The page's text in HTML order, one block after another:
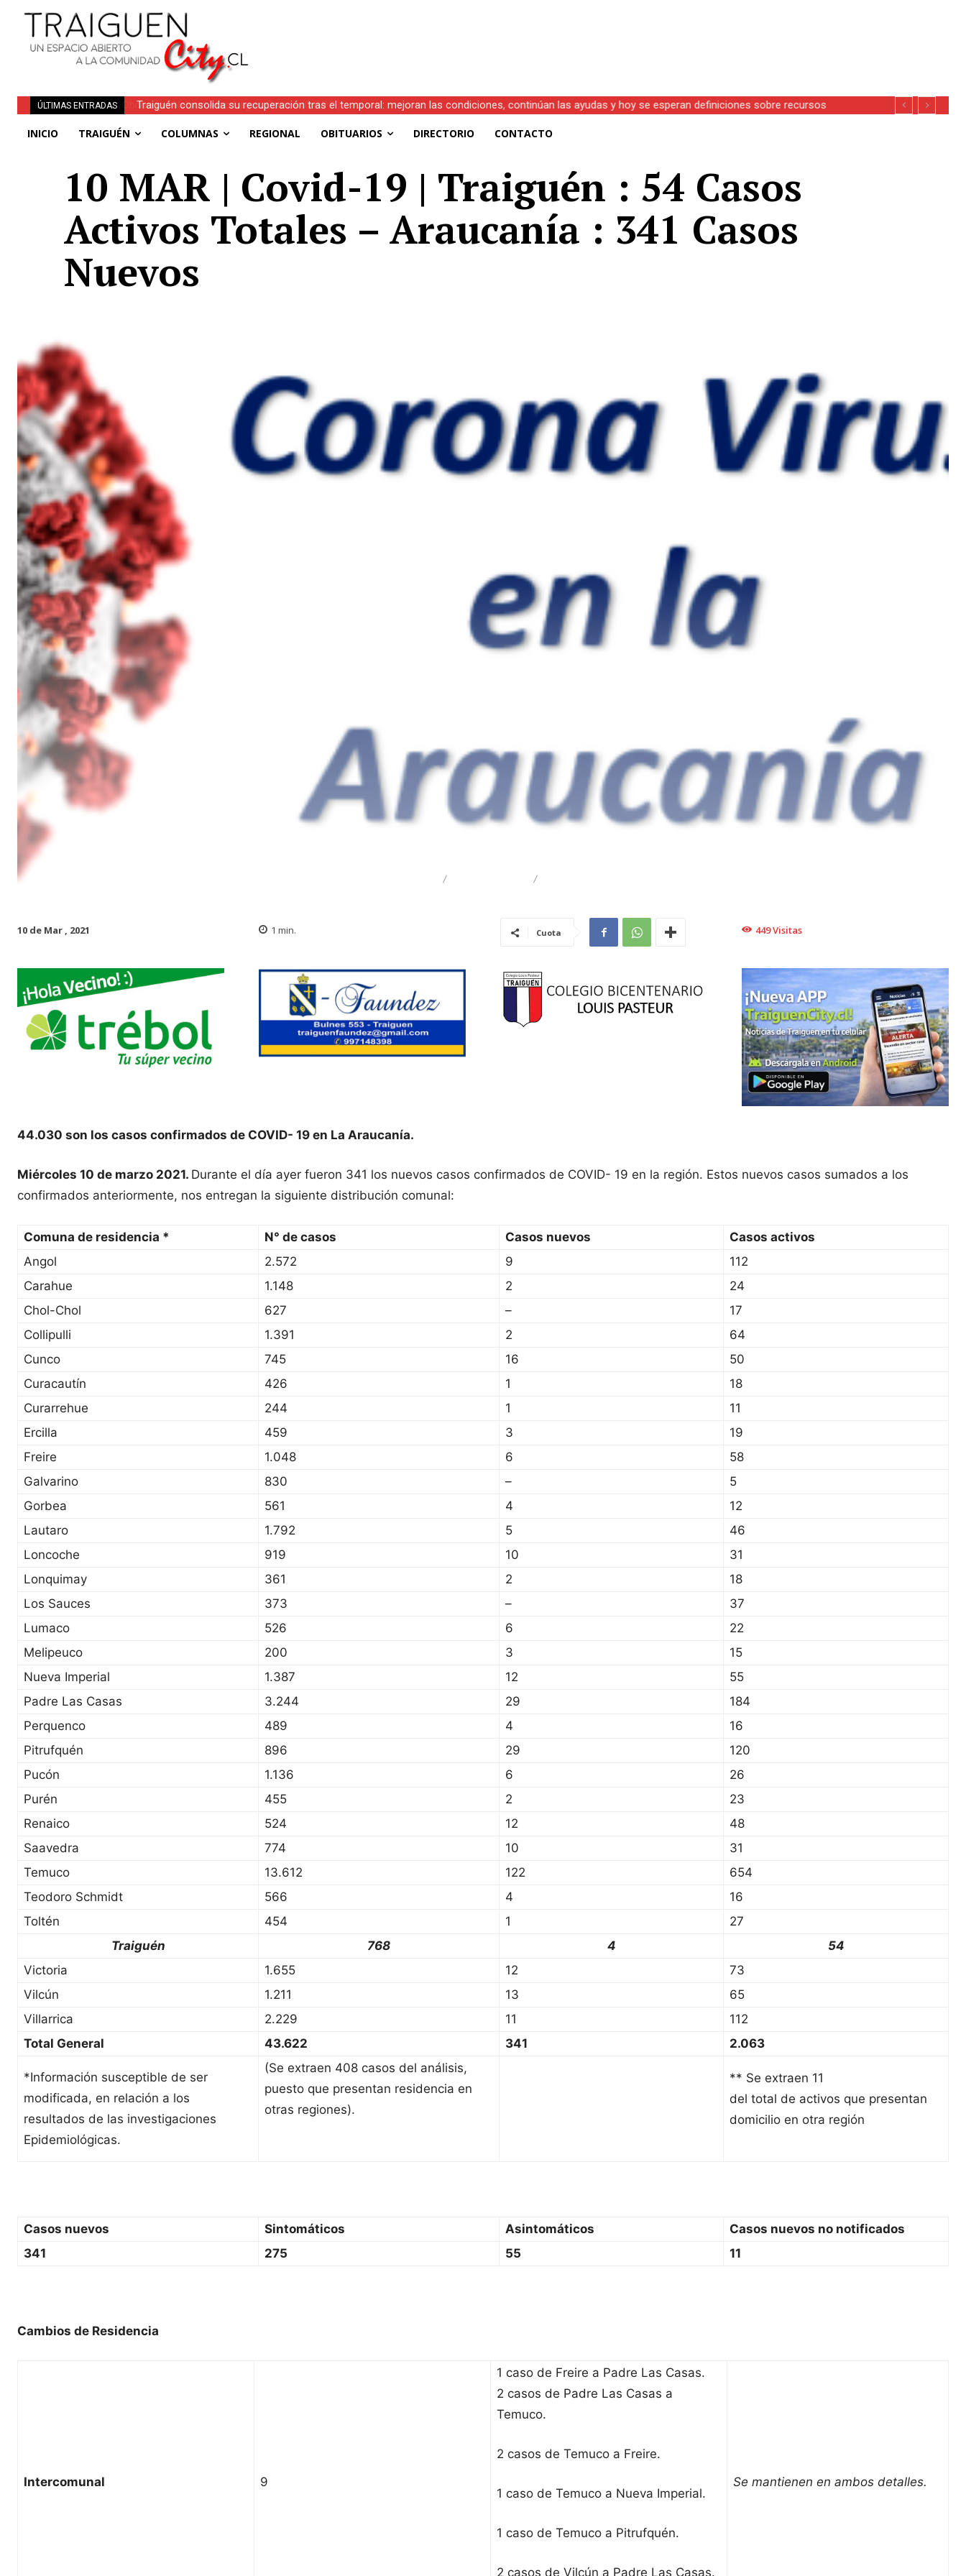
ÚLTIMAS ENTRADAS
Traiguén consolida su recuperación tras el temporal: mejoran las condiciones, continúan las ayudas y hoy se esperan definiciones sobre recursos
INICIO TRAIGUÉN COLUMNAS REGIONAL OBITUARIOS DIRECTORIO CONTACTO
10 MAR | Covid-19 | Traiguén : 54 Casos
Activos Totales – Araucanía : 341 Casos
Nuevos
10 de Mar , 2021 1 min. Cuota 449Visitas
44.030 son los casos confirmados de COVID- 19 en La Araucanía.
Miércoles 10 de marzo 2021. Durante el día ayer fueron 341 los nuevos casos confirmados de COVID- 19 en la región. Estos nuevos casos sumados a los
confirmados anteriormente, nos entregan la siguiente distribución comunal:
Comuna de residencia * N° de casos Casos nuevos
Casos activos
Angol
2.572 9
112
Carahue
1.148 2
24
Chol-Chol
627 –
17
Collipulli
1.391 2
64
Cunco
745 16
50
Curacautín
426 1
18
Curarrehue
244 1
11
Ercilla
459 3
19
Freire
1.048 6
58
Galvarino
830 –
5
Gorbea
561 4
12
Lautaro
1.792 5
46
Loncoche
919 10
31
Lonquimay
361 2
18
Los Sauces
373 –
37
Lumaco
526 6
22
Melipeuco
200 3
15
Nueva Imperial
1.387 12
55
Padre Las Casas
3.244 29
184
Perquenco
489 4
16
Pitrufquén
896 29
120
Pucón
1.136 6
26
Purén
455 2
23
Renaico
524 12
48
Saavedra
774 10
31
Temuco
13.612 122
654
Teodoro Schmidt
566 4
16
Toltén
454 1
27
Traiguén
768 4
54
Victoria
1.655 12
73
Vilcún
1.211 13
65
Villarrica
2.229 11
112
Total General
43.622 341 2.063
*Información susceptible de ser
modificada, en relación a los
resultados de las investigaciones
Epidemiológicas.
(Se extraen 408 casos del análisis,
puesto que presentan residencia en
otras regiones).
** Se extraen 11
del total de activos que presentan
domicilio en otra región
Casos nuevos Sintomáticos Asintomáticos
Casos nuevos no notificados
341
275 55 11
Cambios de Residencia
Intercomunal 9
1 caso de Freire a Padre Las Casas.
2 casos de Padre Las Casas a
Temuco.
2 casos de Temuco a Freire.
1 caso de Temuco a Nueva Imperial.
1 caso de Temuco a Pitrufquén.
2 casos de Vilcún a Padre Las Casas.
Se mantienen en ambos detalles.